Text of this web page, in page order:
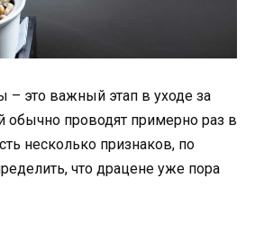
– это важный этап в уходе за
обычно проводят примерно раз в
несколько признаков, по
что драцене уже пора